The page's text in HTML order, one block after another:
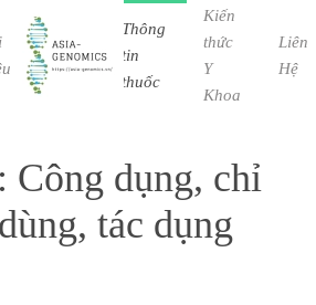
Bệnh
Học
Thông
tin
thuốc
Kiến
thức
Y
Khoa
Liên
Hệ
Công dụng, chỉ
tác dụng